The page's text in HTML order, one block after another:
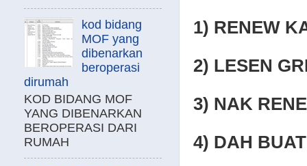
1) RENEW
2) LESEN
3) NAK
4) DAH
kod bidang
MOF yang
dibenarkan
beroperasi
dirumah
KOD BIDANG MOF
YANG DIBENARKAN
BEROPERASI DARI
RUMAH